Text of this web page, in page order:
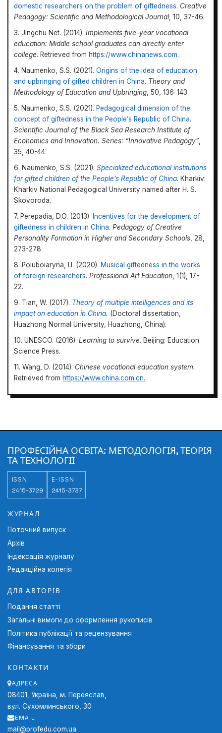
domestic researchers on the problem of giftedness. Creative
Pedagogy: Scientific and Methodological Journal, 10, 37-46.
3. Jingchu Net. (2014).Implements five-year vocational
education: Middle school graduates can directly enter
college. Retrieved from https://www.chinanews.com.
4. Naumenko, S.S. (2021).Origins of the idea of education
and upbringing of gifted children in China. Theory and
Methodology of Education and Upbringing, 50, 136-143.
5. Naumenko, S.S. (2021). Pedagogical dimension of the
concept of giftedness in the People’s Republic of China.
Scientific Journal of the Black Sea Research Institute of
Economics and Innovation. Series: “Innovative Pedagogy”,
35, 40-44.
6. Naumenko, S.S. (2021).Specialized educational institutions
for gifted children of the People’s Republic of China. Kharkiv:
Kharkiv National Pedagogical University named after H. S.
Skovoroda.
7. Perepadia, D.O. (2013). Incentives for the development of
giftedness in children in China.Pedagogyof Creative
Personality Formationin Higherand Secondary Schools, 28,
273-278
8. Poluboiaryna, I.I. (2020). Musical giftedness in the works
of foreign researchers.Professional Art Education, 1(1), 17-
22.
9. Tian, W. (2017). Theory of multiple intelligences and its
impact on education in China. (Doctoral dissertation,
Huazhong Normal University, Huazhong, China).
10. UNESCO. (2016).Learning to survive. Beijing: Education
Science Press.
11. Wang, D. (2014). Chinese vocational education system.
Retrieved from https://www.china.com.cn.
Professional Education: Methodology, Theory and
3729-2023-18-228-245
ПРОФЕСІЙНА ОСВІТА: МЕТОДОЛОГІЯ, ТЕОРІЯ
ТА ТЕХНОЛОГІЇ
ISSN
2415-3729
E-ISSN
2415-3737
ЖУРНАЛ
Поточний випуск
Архів
Індексація журналу
Редакційна колегія
ДЛЯ АВТОРІВ
Подання статті
Загальні вимоги до оформлення рукописів
Політика публікації та рецензування
Фінансування та збори
КОНТАКТИ
АДРЕСА
08401, Україна, м. Переяслав,
вул. Сухомлинського, 30
EMAIL
mail@profedu.com.ua